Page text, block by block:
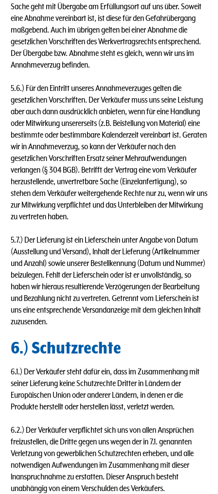
Sache geht mit Übergabe am Erfüllungsort auf uns über. Soweit
eine Abnahme vereinbart ist, ist diese für den Gefahrübergang
maßgebend. Auch im übrigen gelten bei einer Abnahme die
gesetzlichen Vorschriften des Werkvertragsrechts entsprechend.
Der Übergabe bzw. Abnahme steht es gleich, wenn wir uns im
Annahmeverzug befinden.
5.6.) Für den Eintritt unseres Annahmeverzuges gelten die
gesetzlichen Vorschriften. Der Verkäufer muss uns seine Leistung
aber auch dann ausdrücklich anbieten, wenn für eine Handlung
oder Mitwirkung unsererseits (z.B. Beistellung von Material) eine
bestimmte oder bestimmbare Kalenderzeit vereinbart ist. Geraten
wir in Annahmeverzug, so kann der Verkäufer nach den
gesetzlichen Vorschriften Ersatz seiner Mehraufwendungen
verlangen (§ 304 BGB). Betrifft der Vertrag eine vom Verkäufer
herzustellende, unvertretbare Sache (Einzelanfertigung), so
stehen dem Verkäufer weitergehende Rechte nur zu, wenn wir uns
zur Mitwirkung verpflichtet und das Unterbleiben der Mitwirkung
zu vertreten haben.
5.7.) Der Lieferung ist ein Lieferschein unter Angabe von Datum
(Ausstellung und Versand), lnhalt der Lieferung (Artikelnummer
und Anzahl) sowie unserer Bestellkennung (Datum und Nummer)
beizulegen. Fehlt der Lieferschein oder ist er unvollständig, so
haben wir hieraus resultierende Verzögerungen der Bearbeitung
und Bezahlung nicht zu vertreten. Getrennt vom Lieferschein ist
uns eine entsprechende Versandanzeige mit dem gleichen lnhalt
zuzusenden.
6.) Schutzrechte
6.1.) Der Verkäufer steht dafür ein, dass im Zusammenhang mit
seiner Lieferung keine Schutzrechte Dritter in Ländern der
Europäischen Union oder anderer Ländern, in denen er die
Produkte herstellt oder herstellen lässt, verletzt werden.
6.2.) Der Verkäufer verpflichtet sich uns von allen Ansprüchen
freizustellen, die Dritte gegen uns wegen der in 7.1. genannten
Verletzung von gewerblichen Schutzrechten erheben, und alle
notwendigen Aufwendungen im Zusammenhang mit dieser
lnanspruchnahme zu erstatten. Dieser Anspruch besteht
unabhängig von einem Verschulden des Verkäufers.